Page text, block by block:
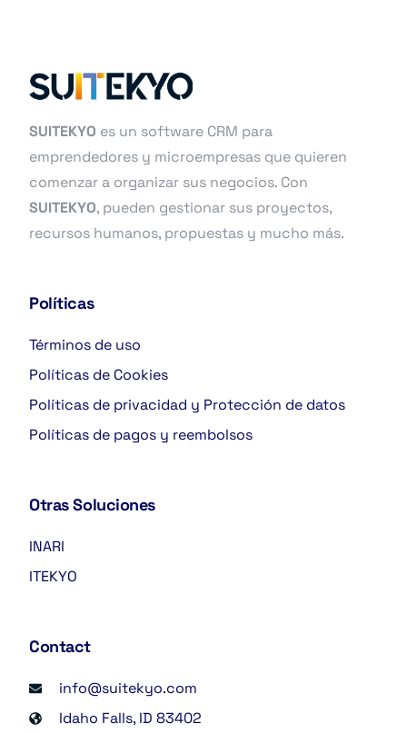
SUITEKYO es un software CRM para
emprendedores y microempresas que quieren
comenzar a organizar sus negocios. Con
SUITEKYO, pueden gestionar sus proyectos,
recursos humanos, propuestas y mucho más.
Políticas
Términos de uso
Políticas de Cookies
Políticas de privacidad y Protección de datos
Políticas de pagos y reembolsos
Otras Soluciones
INARI
ITEKYO
Contact
info@suitekyo.com
Idaho Falls, ID 83402